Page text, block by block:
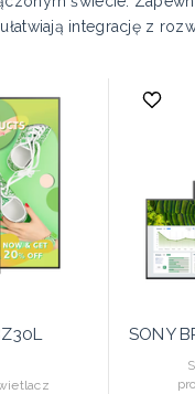
integrację z
SONY